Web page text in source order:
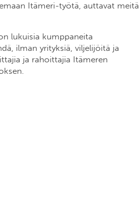
Itämeri-työtä, auttavat meitä
lukuisia kumppaneita
ilman yrityksiä, viljelijöitä ja
ja rahoittajia Itämeren